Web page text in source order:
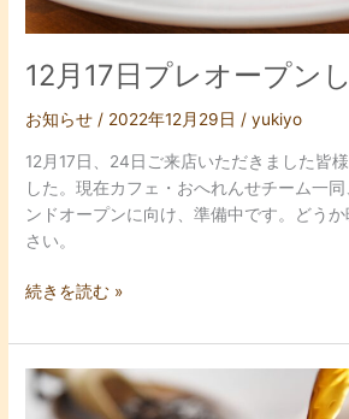
12月17日プレオープン
お知らせ / 2022年12月29日/yukiyo
12月17日、24日ご来店いただきました皆
した。現在カフェ・おへれんせチーム一
ンドオープンに向け、準備中です。どう
さい。
ま
し
た。
続きを読む »
ホ
ー